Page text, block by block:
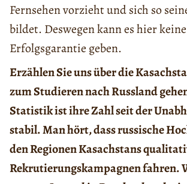
Fernsehen vorzieht und sich so
bildet. Deswegen kann es hier keine
Erfolgsgarantie geben.
Erzählen Sie uns über die
zum Studieren nach Russland
Statistik ist ihre Zahl seit der
stabil. Man hört, dass russische
den Regionen Kasachstans
Rekrutierungskampagnen fahren.